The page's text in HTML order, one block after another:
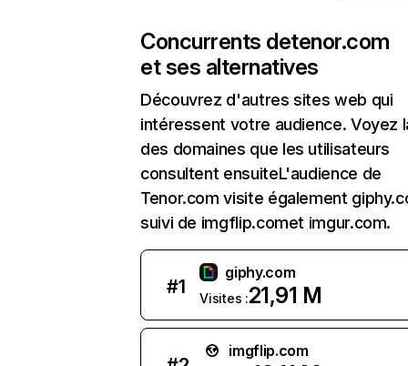
Concurrents detenor.com
et ses alternatives
Découvrez d'autres sites web qui
intéressent votre audience. Voyez
des domaines que les utilisateurs
consultent ensuiteL'audience de
Tenor.com visite également
suivi de imgflip.comet imgur.com.
#1
giphy.com
Visites :21,91 M
imgflip.com